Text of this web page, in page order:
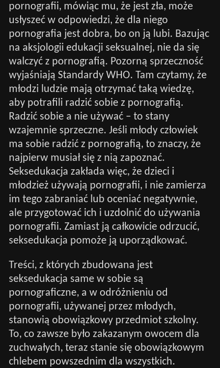
pornografii, mówiąc mu, że jest zła, może
usłyszeć w odpowiedzi, że dla niego
pornografia jest dobra, bo on ją lubi. Bazując
na aksjologii edukacji seksualnej, nie da się
walczyć z pornografią. Pozorną sprzeczność
wyjaśniają Standardy WHO. Tam czytamy, że
młodzi ludzie mają otrzymać taką wiedzę,
aby potrafili radzić sobie z pornografią.
Radzić sobie a nie używać – to stany
wzajemnie sprzeczne. Jeśli młody człowiek
ma sobie radzić z pornografią, to znaczy, że
najpierw musiał się z nią zapoznać.
Seksedukacja zakłada więc, że dzieci i
młodzież używają pornografii, i nie zamierza
im tego zabraniać lub oceniać negatywnie,
ale przygotować ich i uzdolnić do używania
pornografii. Zamiast ją całkowicie odrzucić,
seksedukacja pomoże ją uporządkować.
Treści, z których zbudowana jest
seksedukacja same w sobie są
pornograficzne, a w odróżnieniu od
pornografii, używanej przez młodych,
stanowią obowiązkowy przedmiot szkolny.
To, co zawsze było zakazanym owocem dla
zuchwałych, teraz stanie się obowiązkowym
chlebem powszednim dla wszystkich.